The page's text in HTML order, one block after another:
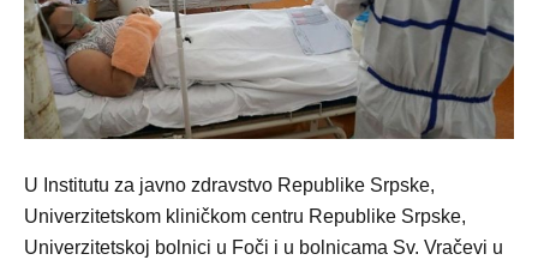
U Institutu za javno zdravstvo Republike Srpske,
Univerzitetskom kliničkom centru Republike Srpske,
Univerzitetskoj bolnici u Foči i u bolnicama Sv. Vračevi u